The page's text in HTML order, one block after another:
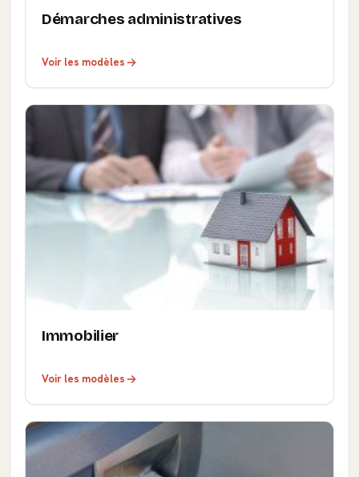
Démarches administratives
Voir les modèles
Immobilier
Voir les modèles